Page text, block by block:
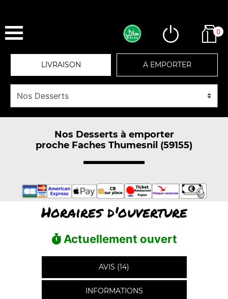
0
LIVRAISON A EMPORTER
Nos Desserts à emporter
proche Faches Thumesnil (59155)
Horaires d'ouverture
Actuellement ouvert
AVIS (14)
INFORMATIONS